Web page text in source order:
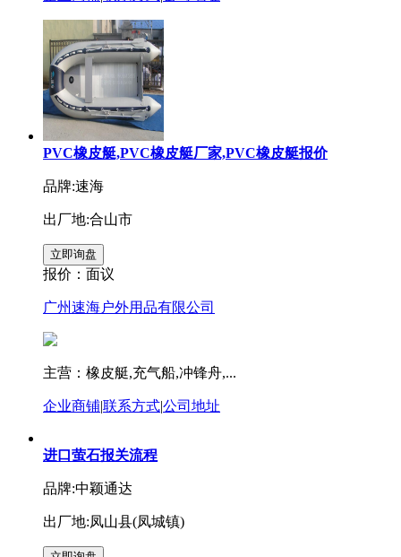
PVC橡皮艇,PVC橡皮艇厂家,PVC橡皮艇报价
品牌:速海
出厂地:合山市
报价： 面议
广州速海户外用品有限公司
主营：橡皮艇,充气船,冲锋舟,...
企业商铺|联系方式|公司地址
进口萤石报关流程
品牌:中颖通达
出厂地:凤山县(凤城镇)